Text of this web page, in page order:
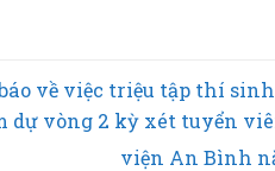
về việc triệu tập thí
dự vòng 2 kỳ xét tuyển
viện An Bình